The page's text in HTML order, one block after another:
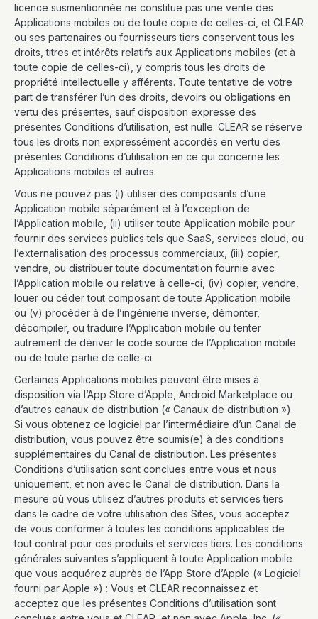
licence susmentionnée ne constitue pas une vente des
Applications mobiles ou de toute copie de celles-ci, et CLEAR
ou ses partenaires ou fournisseurs tiers conservent tous les
droits, titres et intérêts relatifs aux Applications mobiles (et à
toute copie de celles-ci), y compris tous les droits de
propriété intellectuelle y afférents. Toute tentative de votre
part de transférer l’un des droits, devoirs ou obligations en
vertu des présentes, sauf disposition expresse des
présentes Conditions d’utilisation, est nulle. CLEAR se réserve
tous les droits non expressément accordés en vertu des
présentes Conditions d’utilisation en ce qui concerne les
Applications mobiles et autres.
Vous ne pouvez pas (i) utiliser des composants d’une
Application mobile séparément et à l’exception de
l’Application mobile, (ii) utiliser toute Application mobile pour
fournir des services publics tels que SaaS, services cloud, ou
l’externalisation des processus commerciaux, (iii) copier,
vendre, ou distribuer toute documentation fournie avec
l’Application mobile ou relative à celle-ci, (iv) copier, vendre,
louer ou céder tout composant de toute Application mobile
ou (v) procéder à de l’ingénierie inverse, démonter,
décompiler, ou traduire l’Application mobile ou tenter
autrement de dériver le code source de l’Application mobile
ou de toute partie de celle-ci.
Certaines Applications mobiles peuvent être mises à
disposition via l’App Store d’Apple, Android Marketplace ou
d’autres canaux de distribution (« Canaux de distribution »).
Si vous obtenez ce logiciel par l’intermédiaire d’un Canal de
distribution, vous pouvez être soumis(e) à des conditions
supplémentaires du Canal de distribution. Les présentes
Conditions d’utilisation sont conclues entre vous et nous
uniquement, et non avec le Canal de distribution. Dans la
mesure où vous utilisez d’autres produits et services tiers
dans le cadre de votre utilisation des Sites, vous acceptez
de vous conformer à toutes les conditions applicables de
tout contrat pour ces produits et services tiers. Les conditions
générales suivantes s’appliquent à toute Application mobile
que vous acquérez auprès de l’App Store d’Apple (« Logiciel
fourni par Apple ») : Vous et CLEAR reconnaissez et
acceptez que les présentes Conditions d’utilisation sont